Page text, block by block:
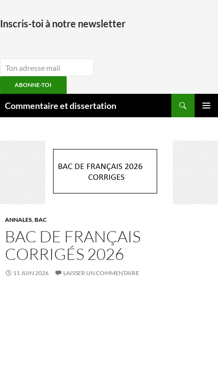
Inscris-toi à notre newsletter
ABONNE-TOI
auCommentaire et dissertation
ANNALES,BAC
BAC DE FRANÇAIS
CORRIGÉS 2026
11 JUIN 2026 LAISSER UN COMMENTAIRE